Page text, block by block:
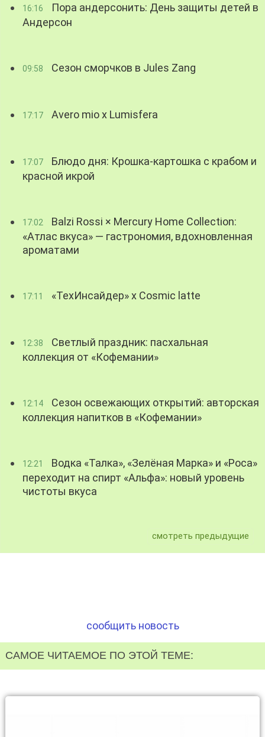
16:16
Пора андерсонить: День защиты детей в
Андерсон
09:58 Сезон сморчков в Jules Zang
17:17 Avero mio x Lumisfera
17:07
Блюдо дня: Крошка-картошка с крабом и
красной икрой
17:02
Balzi Rossi × Mercury Home Collection:
«Атлас вкуса» — гастрономия, вдохновленная
ароматами
17:11 «ТехИнсайдер» х Cosmic latte
12:38
Светлый праздник: пасхальная
коллекция от «Кофемании»
12:14
Сезон освежающих открытий: авторская
коллекция напитков в «Кофемании»
12:21
Водка «Талка», «Зелёная Марка» и «Роса»
переходит на спирт «Альфа»: новый уровень
чистоты вкуса
смотреть предыдущие
сообщить новость
САМОЕ ЧИТАЕМОЕ ПО ЭТОЙ ТЕМЕ: